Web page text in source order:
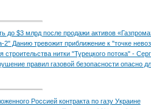
до $3 млрд после продажи активов
2" Данию тревожит приближение к "точке
нитки "Турецкого потока" -
правил газовой безопасности опасно
Россией контракта по газу Украине